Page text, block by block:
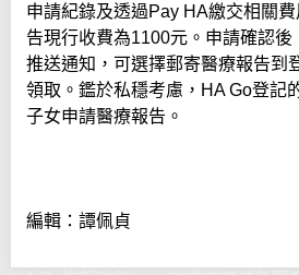
申請紀錄及透過Pay HA繳交相關
告現行收費為1100元。申請確認後
推送通知，可選擇郵寄醫療報告到
領取。鑑於私穩考慮，HA Go登記
子女申請醫療報告。
編輯：譚佩貞